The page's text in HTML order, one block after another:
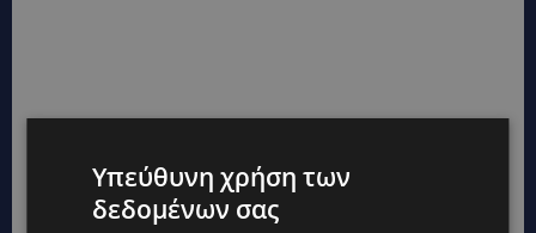
Υπεύθυνη χρήση των
δεδομένων σας